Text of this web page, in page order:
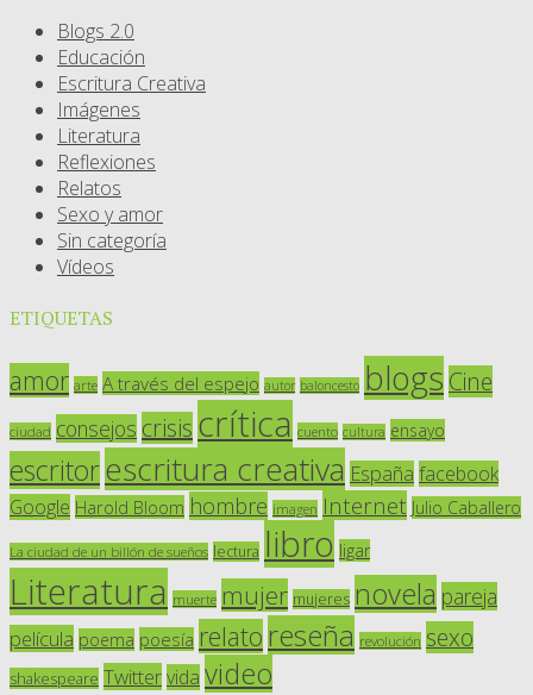
Blogs 2.0
Educación
Escritura Creativa
Imágenes
Literatura
Reflexiones
Relatos
Sexo y amor
Sin categoría
Vídeos
ETIQUETAS
amor arte A través del espejo autor baloncesto blogs Cine
ciudad consejos crisis crítica cuento cultura ensayo
escritorescritura creativa España facebook
Google Harold Bloom hombre imagen Internet Julio Caballero
La ciudad de un billón de sueños lectura libro ligar
Literatura muerte mujer mujeres novela pareja
película poema poesía relato reseña revolución sexo
shakespeare Twittervida video